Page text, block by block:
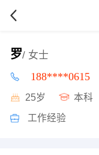
罗/ 女士
188****0615
25岁 本科
工作经验